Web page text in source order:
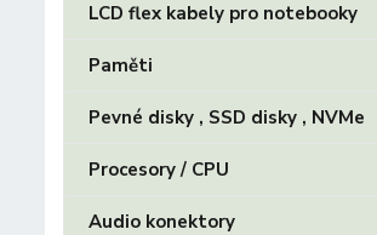
LCD flex kabely pro notebooky
Paměti
Pevné disky , SSD disky , NVMe
Procesory / CPU
Audio konektory